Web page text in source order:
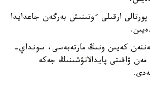
ارقىلى ءوتىنىش بەرگەن جاعدايدا
كەيىن ونىڭ مارتەبەسى، سونداي-
ۋاقىتى پايدالانۋشىنىڭ جەكە